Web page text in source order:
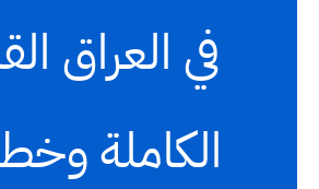
في العراق
الكاملة